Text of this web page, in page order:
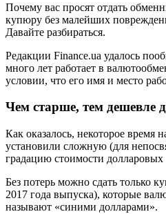
Почему вас просят отдать
купюру без малейших
Давайте разбираться.
Редакции Finance.ua удалось
много лет работает в
условии, что его имя и место
Чем старше, тем дешевле
Как оказалось, некоторое время
установили сложную (для
градацию стоимости
Без потерь можно сдать только
2017 года выпуска), которые
называют «синими долларами».